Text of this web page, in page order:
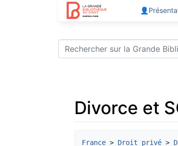
Divorce et
France > Droit privé >